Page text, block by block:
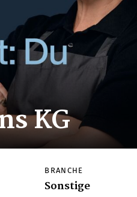
KG
BRANCHE
Sonstige